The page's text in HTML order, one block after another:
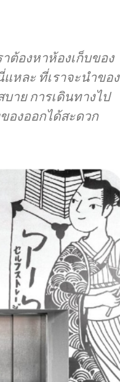
ต้องหาห้องเก็บของ
หละ ที่เราจะนำของ
าย การเดินทางไป
องออกได้สะดวก